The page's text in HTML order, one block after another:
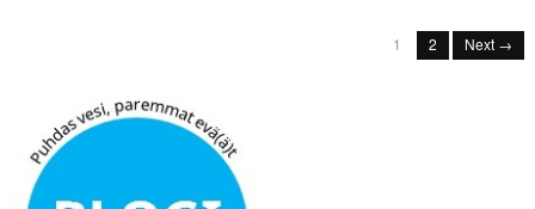
1 2 Next →